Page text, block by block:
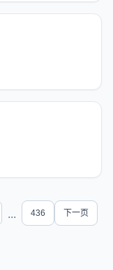
... 436 下一页